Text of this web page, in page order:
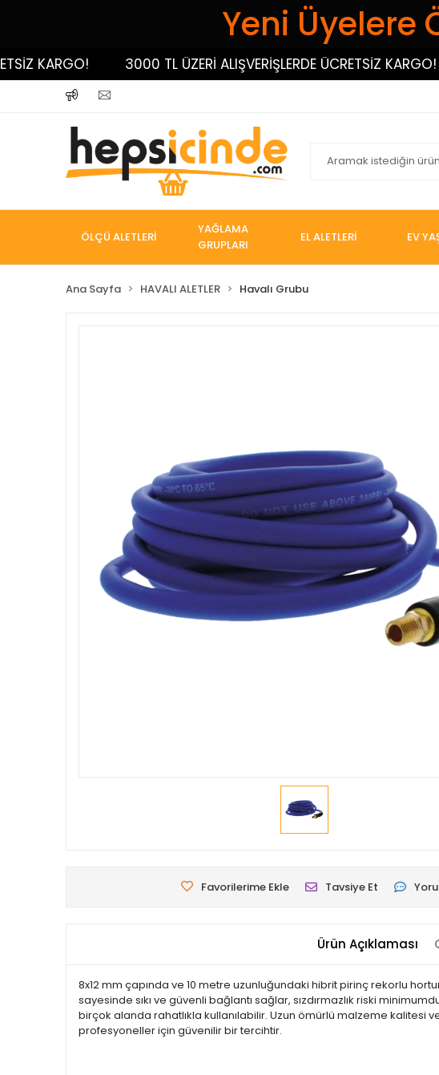
Yeni Üyelere
KARGO! 3000 TL ÜZERİ ALIŞVERİŞLERDE ÜCRETSİZ KARGO!
ÖLÇÜ ALETLERİ
YAĞLAMA
GRUPLARI
EL ALETLERİ EV
Ana Sayfa HAVALI ALETLER Havalı Grubu
Favorilerime Ekle Tavsiye Et
Ürün Açıklaması
8x12 mm çapında ve 10 metre uzunluğundaki hibrit pirinç rekorlu
sayesinde sıkı ve güvenli bağlantı sağlar, sızdırmazlık riski
birçok alanda rahatlıkla kullanılabilir. Uzun ömürlü malzeme kalitesi ve
profesyoneller için güvenilir bir tercihtir.